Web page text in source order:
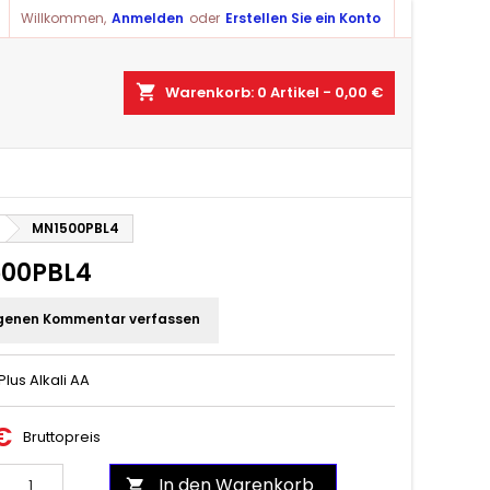
Willkommen, Anmelden oder Erstellen Sie ein Konto
shopping_cart Warenkorb: 0 Artikel - 0,00 €
MN1500PBL4
Kommentar verfassen
Alkali AA
Bruttopreis
